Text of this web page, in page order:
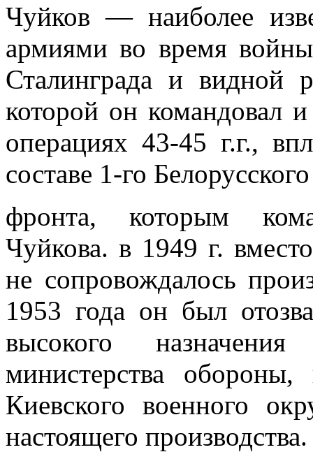
Чуйков — наиболее
армиями во время
Сталинграда и видной
которой он командовал
операци­ях 43-45 г.г.,
составе 1-го Белорусского
фронта, которым
Чуйкова. в 1949 г.
не сопровождалось
1953 года он был
высокого
министерства
Киевского военного
настоящего производства.